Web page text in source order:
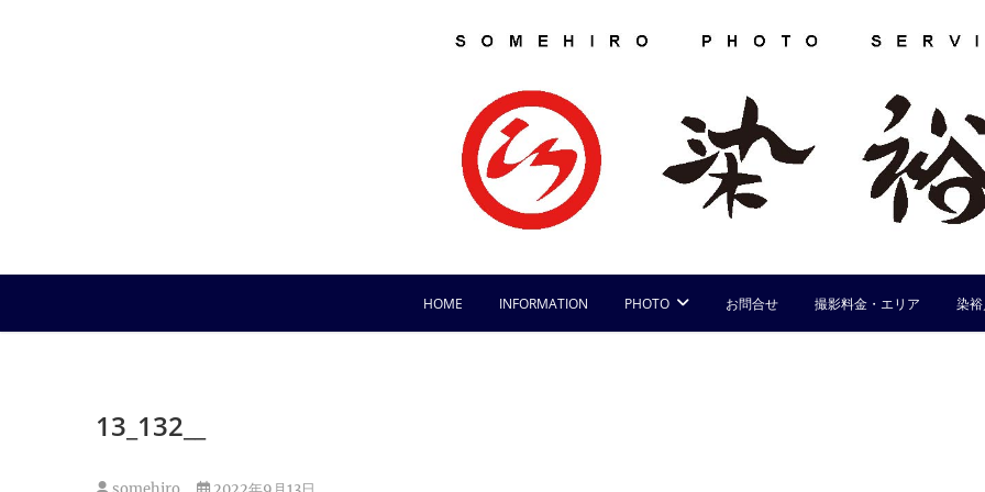
HOME INFORMATION PHOTO お問合せ 撮影料金・エリア 染
13_132__